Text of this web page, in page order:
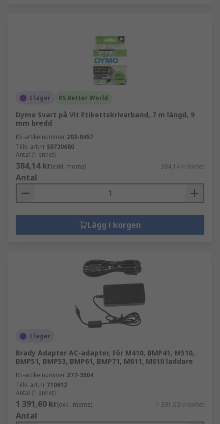
I lager RS Better World
Dymo Svart på Vit Etikettskrivarband, 7 m längd, 9
mm bredd
RS-artikelnummer 203-0457
Tillv. art.nr S0720680
Antal (1 enhet)
384,14 kr(exkl. moms) 384,14 kr/enhet
Antal
Lägg i korgen
I lager
Brady Adapter AC-adapter, För M410, BMP41, M510,
BMP51, BMP53, BMP61, BMP71, M611, M610 laddare
RS-artikelnummer 277-3504
Tillv. art.nr 710612
Antal (1 enhet)
1 391,60 kr(exkl. moms) 1 391,60 kr/enhet
Antal